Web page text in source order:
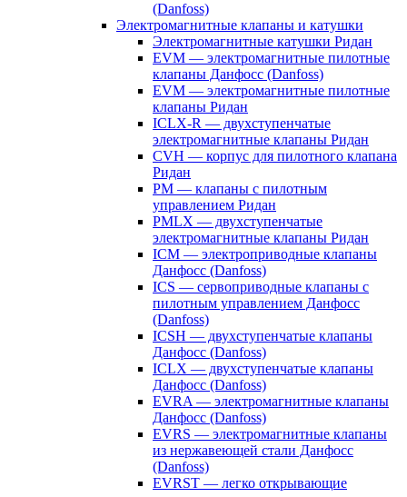
(Danfoss)
Электромагнитные клапаны и катушки
Электромагнитные катушки Ридан
EVM — электромагнитные пилотные
клапаны Данфосс (Danfoss)
EVM — электромагнитные пилотные
клапаны Ридан
ICLX-R — двухступенчатые
электромагнитные клапаны Ридан
CVH — корпус для пилотного клапана
Ридан
PM — клапаны с пилотным
управлением Ридан
PMLX — двухступенчатые
электромагнитные клапаны Ридан
ICM — электроприводные клапаны
Данфосс (Danfoss)
ICS — сервоприводные клапаны с
пилотным управлением Данфосс
(Danfoss)
ICSH — двухступенчатые клапаны
Данфосс (Danfoss)
ICLX — двухступенчатые клапаны
Данфосс (Danfoss)
EVRA — электромагнитные клапаны
Данфосс (Danfoss)
EVRS — электромагнитные клапаны
из нержавеющей стали Данфосс
(Danfoss)
EVRST — легко открывающие